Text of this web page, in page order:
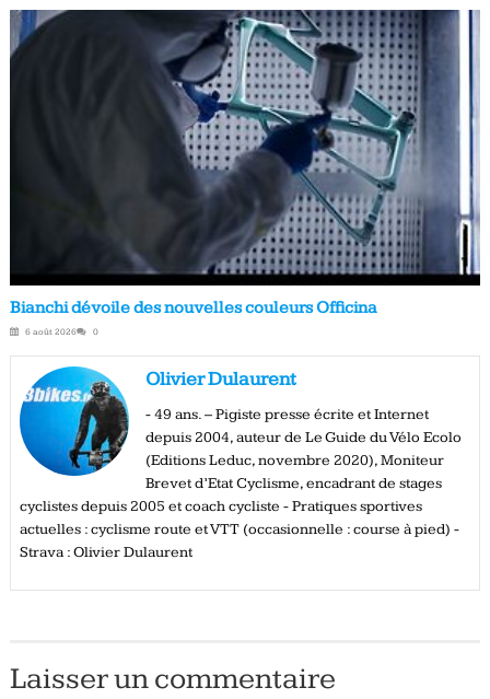
Bianchi dévoile des nouvelles couleurs Officina
6 août 2026 0
Olivier Dulaurent
- 49 ans. – Pigiste presse écrite et Internet
depuis 2004, auteur de Le Guide du Vélo Ecolo
(Editions Leduc, novembre 2020), Moniteur
Brevet d’Etat Cyclisme, encadrant de stages
cyclistes depuis 2005 et coach cycliste - Pratiques sportives
actuelles : cyclisme route et VTT (occasionnelle : course à pied) -
Strava : Olivier Dulaurent
Laisser un commentaire